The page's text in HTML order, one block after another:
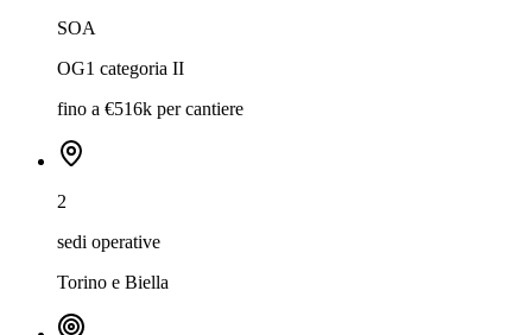
SOA
OG1 categoria II
fino a €516k per cantiere
2
sedi operative
Torino e Biella